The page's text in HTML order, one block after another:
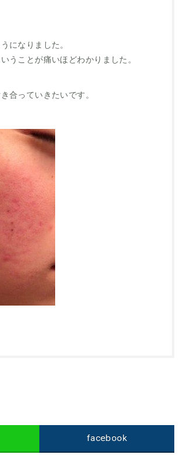
になりました。
うことが痛いほどわかりました。
合っていきたいです。
facebook